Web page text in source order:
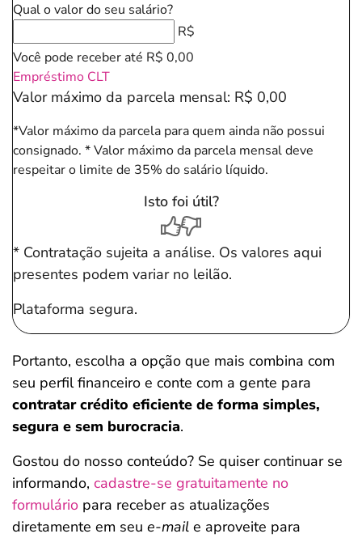
Qual o valor do seu salário?
R$
Você pode receber até R$ 0,00
Empréstimo CLT
Valor máximo da parcela mensal: R$ 0,00
*Valor máximo da parcela para quem ainda não possui
consignado. * Valor máximo da parcela mensal deve
respeitar o limite de 35% do salário líquido.
Isto foi útil?
* Contratação sujeita a análise. Os valores aqui
presentes podem variar no leilão.
Plataforma segura.
Portanto, escolha a opção que mais combina com
seu perfil financeiro e conte com a gente para
contratar crédito eficiente de forma simples,
segura e sem burocracia.
Gostou do nosso conteúdo? Se quiser continuar se
informando, cadastre-se gratuitamente no
formulário para receber as atualizações
diretamente em seu e-mail e aproveite para